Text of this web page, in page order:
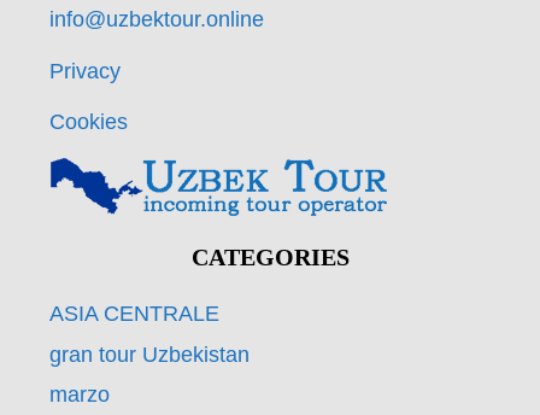
info@uzbektour.online
Privacy
Cookies
CATEGORIES
ASIA CENTRALE
gran tour Uzbekistan
marzo